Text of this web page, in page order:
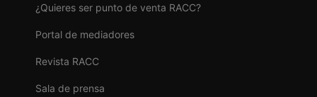
¿Quieres ser punto de venta RACC?
Portal de mediadores
Revista RACC
Sala de prensa